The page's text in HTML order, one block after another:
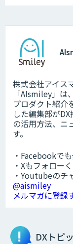
株式会社アイス
「AIsmiley」は
プロダクト紹介
した編集部が
の活用方法、ニ
す。
・Facebookで
・Xもフォロー
・Youtubeのチ
@aismiley
メルマガに登録
DXトピ